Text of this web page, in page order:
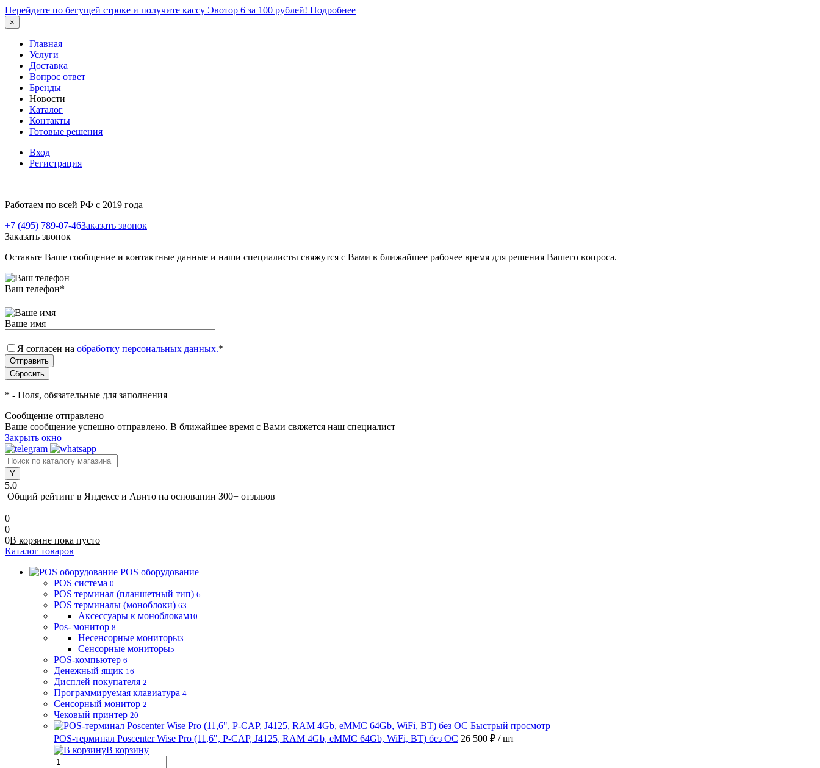
Перейдите по бегущей строке и получите кассу Эвотор 6 за 100 рублей! Подробнее
×
Главная
Услуги
Доставка
Вопрос ответ
Бренды
Новости
Каталог
Контакты
Готовые решения
Вход
Регистрация
Работаем по всей РФ с 2019 года
+7 (495) 789-07-46Заказать звонок
Заказать звонок
Оставьте Ваше сообщение и контактные данные и наши специалисты свяжутся с Вами в ближайшее рабочее время для решения Вашего вопроса.
Ваш телефон*
Ваше имя
Я согласен на обработку персональных данных.*
* - Поля, обязательные для заполнения
Сообщение отправлено
Ваше сообщение успешно отправлено. В ближайшее время с Вами свяжется наш специалист
Закрыть окно
5.0
Общий рейтинг в Яндексе и Авито на основании 300+ отзывов
0
0
0В корзине пока пусто
Каталог товаров
POS оборудование
POS система 0
POS терминал (планшетный тип) 6
POS терминалы (моноблоки) 63
Аксессуары к моноблокам10
Pos- монитор 8
Несенсорные мониторы3
Сенсорные мониторы5
POS-компьютер 6
Денежный ящик 16
Дисплей покупателя 2
Программируемая клавиатура 4
Сенсорный монитор 2
Чековый принтер 20
Быстрый просмотр
POS-терминал Poscenter Wise Pro (11,6", P-CAP, J4125, RAM 4Gb, eMMC 64Gb, WiFi, BT) без ОС 26 500 ₽ / шт
В корзину